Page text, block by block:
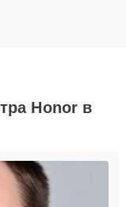
Honor в